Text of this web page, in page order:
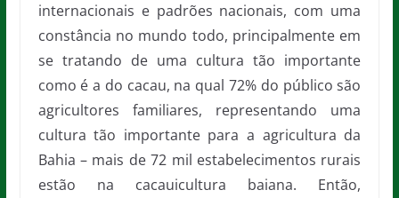
internacionais e padrões nacionais, com uma
constância no mundo todo, principalmente em
se tratando de uma cultura tão importante
como é a do cacau, na qual 72% do público são
agricultores familiares, representando uma
cultura tão importante para a agricultura da
Bahia – mais de 72 mil estabelecimentos rurais
estão na cacauicultura baiana. Então,